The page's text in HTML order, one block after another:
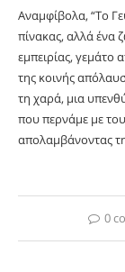
Αναμφίβολα, “Το
πίνακας, αλλά ένα
εμπειρίας, γεμάτο
της κοινής
τη χαρά, μια
που περνάμε με
απολαμβάνοντας
0